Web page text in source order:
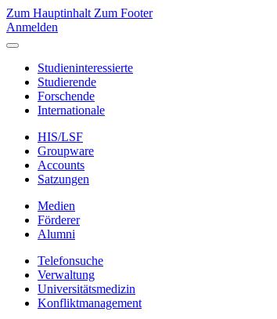
Zum Hauptinhalt Zum Footer
Anmelden
Studieninteressierte
Studierende
Forschende
Internationale
HIS/LSF
Groupware
Accounts
Satzungen
Medien
Förderer
Alumni
Telefonsuche
Verwaltung
Universitätsmedizin
Konfliktmanagement